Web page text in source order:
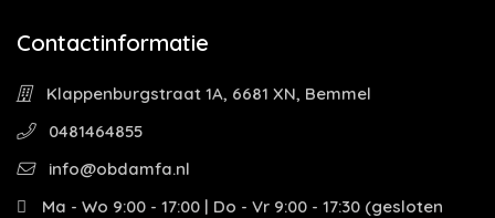
Contactinformatie
Klappenburgstraat 1A, 6681 XN, Bemmel
0481464855
info@obdamfa.nl
Ma - Wo 9:00 - 17:00 | Do - Vr 9:00 - 17:30 (gesloten